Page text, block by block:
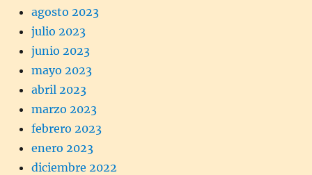
agosto 2023
julio 2023
junio 2023
mayo 2023
abril 2023
marzo 2023
febrero 2023
enero 2023
diciembre 2022